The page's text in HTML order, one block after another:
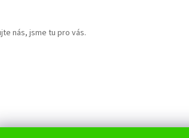
nás, jsme tu pro vás.